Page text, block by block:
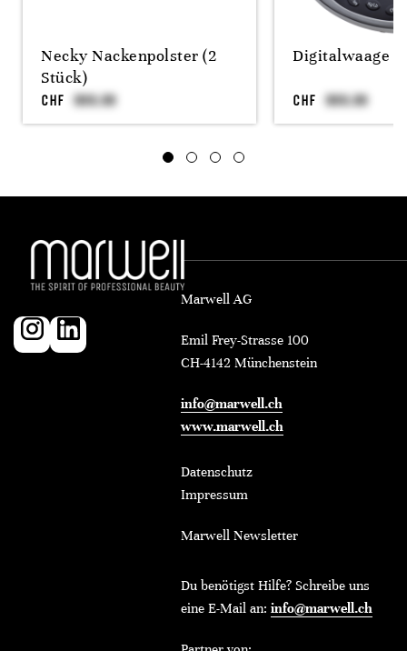
Necky Nackenpolster (2
Stück)
CHF
Digitalwaage
CHF
Marwell AG
Emil Frey-Strasse 100
CH-4142 Münchenstein
info@marwell.ch
www.marwell.ch
Datenschutz
Impressum
Marwell Newsletter
Du benötigst Hilfe? Schreibe uns
eine E-Mail an: info@marwell.ch